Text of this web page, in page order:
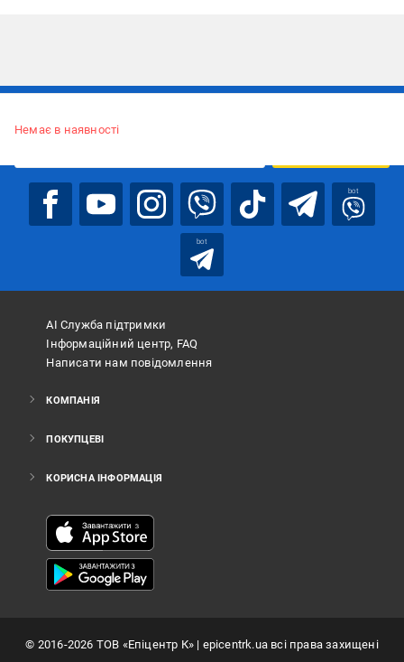
Немає в наявності
bot
bot
АІ Служба підтримки
Інформаційний центр, FAQ
Написати нам повідомлення
КОМПАНІЯ
ПОКУПЦЕВІ
КОРИСНА ІНФОРМАЦІЯ
© 2016-2026 ТОВ «Епіцентр К»| epicentrk.ua всі права захищені